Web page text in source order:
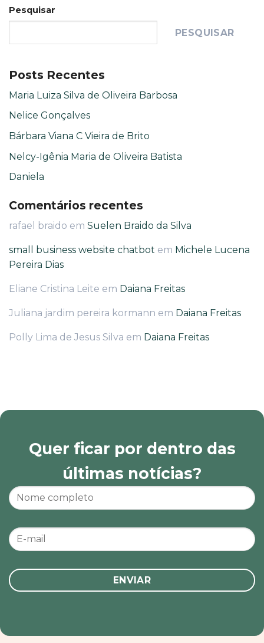
Pesquisar
PESQUISAR
Posts Recentes
Maria Luiza Silva de Oliveira Barbosa
Nelice Gonçalves
Bárbara Viana C Vieira de Brito
Nelcy-Igênia Maria de Oliveira Batista
Daniela
Comentários recentes
rafael braido em Suelen Braido da Silva
small business website chatbot em Michele Lucena
Pereira Dias
Eliane Cristina Leite em Daiana Freitas
Juliana jardim pereira kormann em Daiana Freitas
Polly Lima de Jesus Silva em Daiana Freitas
Quer ficar por dentro das
últimas notícias?